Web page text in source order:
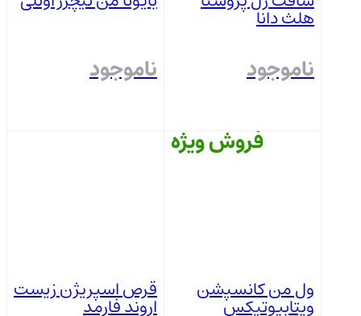
هلث دانا
ناموجود ناموجود
فروش ویژه
ول من کانسپشن
ویتابیوتیکس
قرص اسپریژن زیست
اروند فارمد